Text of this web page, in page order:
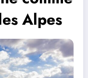
Alpes